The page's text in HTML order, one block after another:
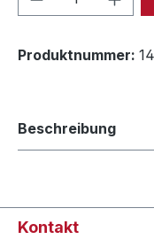
Produktnummer:
Beschreibung
Kontakt